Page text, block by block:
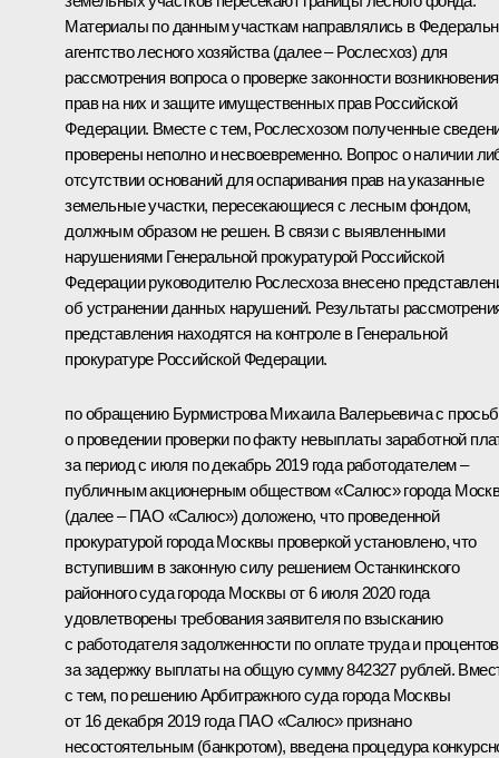
Материалы по данным участкам направлялись в
агентство лесного хозяйства (далее – Рослесхоз) для
рассмотрения вопроса о проверке законности возникновения
прав на них и защите имущественных прав Российской
Федерации. Вместе с тем, Рослесхозом полученные
проверены неполно и несвоевременно. Вопрос о наличии
отсутствии оснований для оспаривания прав на указанные
земельные участки, пересекающиеся с лесным фондом,
должным образом не решен. В связи с выявленными
нарушениями Генеральной прокуратурой Российской
Федерации руководителю Рослесхоза внесено
об устранении данных нарушений. Результаты
представления находятся на контроле в Генеральной
прокуратуре Российской Федерации.
по обращению Бурмистрова Михаила Валерьевича с
о проведении проверки по факту невыплаты заработной
за период с июля по декабрь 2019 года работодателем –
публичным акционерным обществом «Салюс» города
(далее – ПАО «Салюс») доложено, что проведенной
прокуратурой города Москвы проверкой установлено, что
вступившим в законную силу решением Останкинского
районного суда города Москвы от 6 июля 2020 года
удовлетворены требования заявителя по взысканию
с работодателя задолженности по оплате труда и процентов
за задержку выплаты на общую сумму 842327 рублей.
с тем, по решению Арбитражного суда города Москвы
от 16 декабря 2019 года ПАО «Салюс» признано
несостоятельным (банкротом), введена процедура